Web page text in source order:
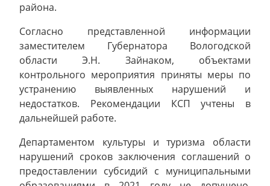
района.
Согласно представленной информации
заместителем Губернатора Вологодской
области Э.Н. Зайнаком, объектами
контрольного мероприятия приняты меры по
устранению выявленных нарушений и
недостатков. Рекомендации КСП учтены в
дальнейшей работе.
Департаментом культуры и туризма области
нарушений сроков заключения соглашений о
предоставлении субсидий с муниципальными